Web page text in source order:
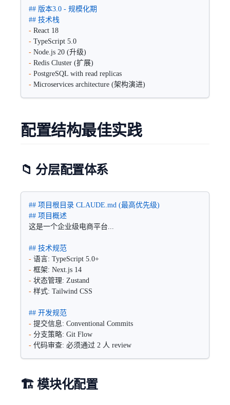
## 版本3.0 - 规模化期
## 技术栈
- React 18
- TypeScript 5.0
- Node.js 20 (升级)
- Redis Cluster (扩展)
- PostgreSQL with read replicas
- Microservices architecture (架构演进)
配置结构最佳实践
📁 分层配置体系
## 项目根目录 CLAUDE.md (最高优先级)
## 项目概述
这是一个企业级电商平台...
## 技术规范
- 语言: TypeScript 5.0+
- 框架: Next.js 14
- 状态管理: Zustand
- 样式: Tailwind CSS
## 开发规范
- 提交信息: Conventional Commits
- 分支策略: Git Flow
- 代码审查: 必须通过 2 人 review
🏗️ 模块化配置